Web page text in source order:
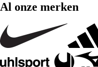
Al onze merken